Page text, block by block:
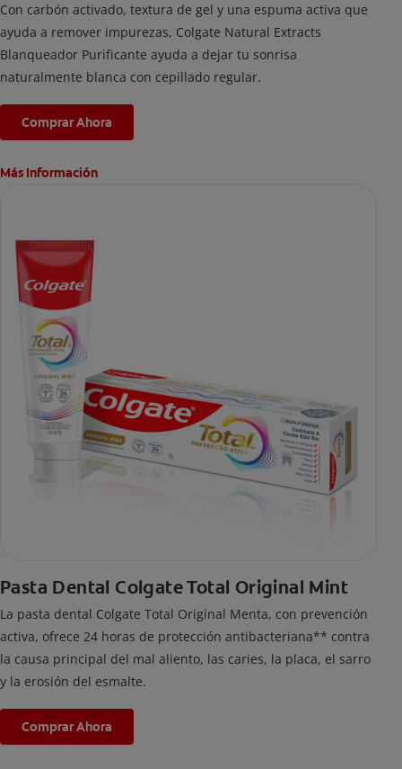
Con carbón activado, textura de gel y una espuma activa que
ayuda a remover impurezas, Colgate Natural Extracts
Blanqueador Purificante ayuda a dejar tu sonrisa
naturalmente blanca con cepillado regular.
Comprar Ahora
Más Información
Pasta Dental Colgate Total Original Mint
La pasta dental Colgate Total Original Menta, con prevención
activa, ofrece 24 horas de protección antibacteriana** contra
la causa principal del mal aliento, las caries, la placa, el sarro
y la erosión del esmalte.
Comprar Ahora